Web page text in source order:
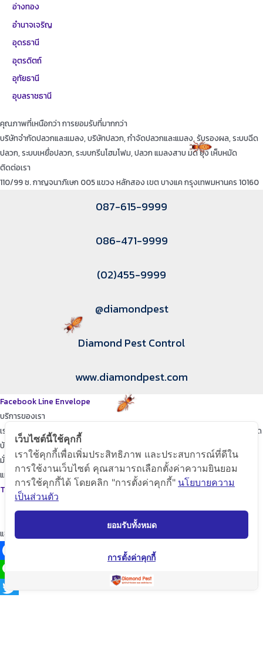
อ่างทอง
อำนาจเจริญ
อุดรธานี
อุตรดิตถ์
อุทัยธานี
อุบลราชธานี
คุณภาพที่เหนือกว่า การยอมรับที่มากกว่า
บริษัทจำกัดปลวกและแมลง, บริษัทปลวก, กำจัดปลวกและแมลง, รับรองผล, ระบบฉีด
ปลวก, ระบบเหยื่อปลวก, ระบบกรีนโฮมโฟม, ปลวก แมลงสาบ มด ยุง เห็บหมัด
ติดต่อเรา
110/99 ซ. กาญจนาภิเษก 005 แขวง หลักสอง เขต บางแค กรุงเทพมหานคร 10160
087-615-9999
086-471-9999
(02)455-9999
@diamondpest
Diamond Pest Control
www.diamondpest.com
Facebook Line Envelope
บริการของเรา
เราจะพัฒนาการบริการให้กับลูกค้าดียิ่งขึ้นในทุกๆด้าน ให้เราดูแลใส่ใจทุกรายละเอียด
บ้านของท่านก็เปรียบเสมือนบ้านของเรา
มั่นใจในเรามั่นใจใน “ไดมอนด์แพลนเนท” บริการเป็นเลิศ ผู้นำด้านการกำจัดปลวก
แมลง และสัตว์รบกวนต่างๆ ปลอดภัยต่อบ้านและครอบครัวคุณอย่างแน่นอน
TopKeyWord
แชร์โฟสนี้
Facebook
Line
เว็บไซต์นี้ใช้คุกกี้
เราใช้คุกกี้เพื่อเพิ่มประสิทธิภาพ และประสบการณ์ที่ดีใน
การใช้งานเว็บไซต์ คุณสามารถเลือกตั้งค่าความยินยอม
การใช้คุกกี้ได้ โดยคลิก "การตั้งค่าคุกกี้" นโยบายความ
เป็นส่วนตัว
ยอมรับทั้งหมด
การตั้งค่าคุกกี้